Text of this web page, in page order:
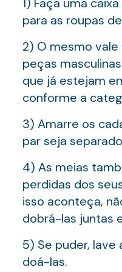
para as roupas
2) O mesmo
peças
que já estejam
conforme a
3) Amarre os
par seja
4) As meias
perdidas dos
isso aconteça,
dobrá-las juntas
5) Se puder, lave
doá-las.